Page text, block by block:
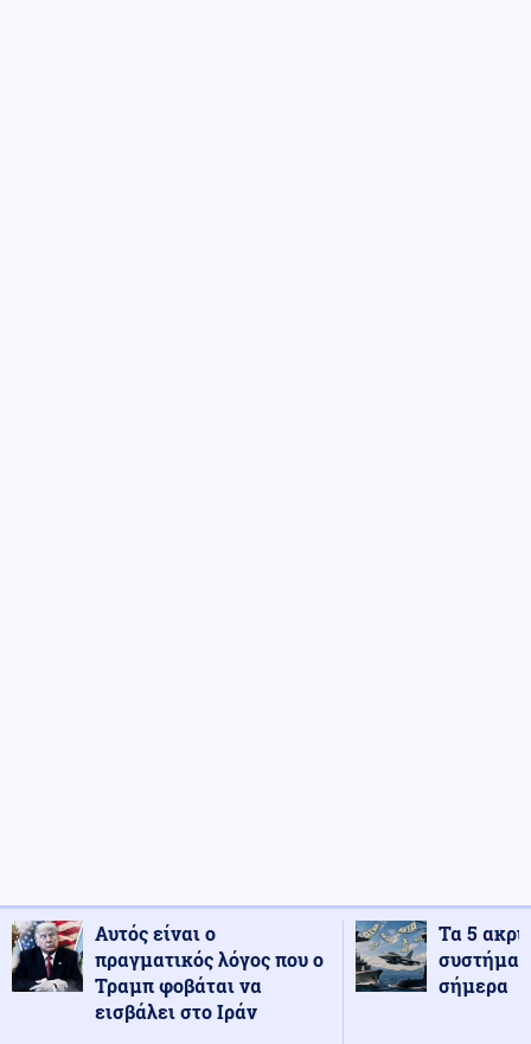
Αυτός είναι ο
πραγματικός λόγος που ο
Τραμπ φοβάται να
εισβάλει στο Ιράν
Τα 5
σήμερα